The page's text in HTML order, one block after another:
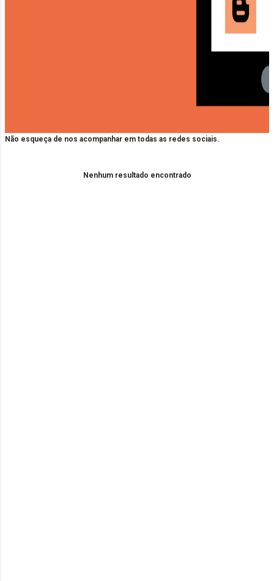
Não esqueça de nos acompanhar em todas as redes sociais.
Nenhum resultado encontrado